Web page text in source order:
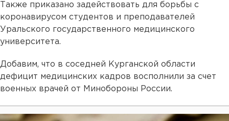
Также приказано задействовать для борьбы с
коронавирусом студентов и преподавателей
Уральского государственного медицинского
университета.
Добавим, что в соседней Курганской области
дефицит медицинских кадров восполнили за счет
военных врачей от Минобороны России.